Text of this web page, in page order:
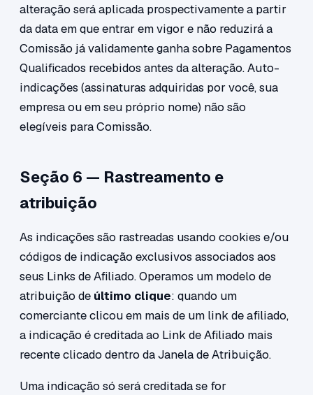
alteração será aplicada prospectivamente a partir
da data em que entrar em vigor e não reduzirá a
Comissão já validamente ganha sobre Pagamentos
Qualificados recebidos antes da alteração. Auto-
indicações (assinaturas adquiridas por você, sua
empresa ou em seu próprio nome) não são
elegíveis para Comissão.
Seção 6 — Rastreamento e
atribuição
As indicações são rastreadas usando cookies e/ou
códigos de indicação exclusivos associados aos
seus Links de Afiliado. Operamos um modelo de
atribuição de último clique: quando um
comerciante clicou em mais de um link de afiliado,
a indicação é creditada ao Link de Afiliado mais
recente clicado dentro da Janela de Atribuição.
Uma indicação só será creditada se for